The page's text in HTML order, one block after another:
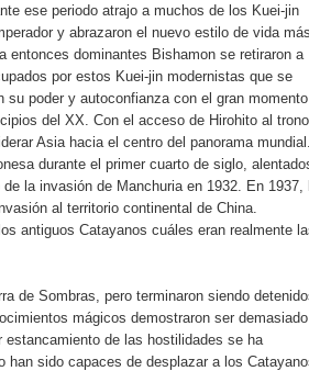
ese periodo atrajo a muchos de los Kuei-jin
y abrazaron el nuevo estilo de vida
entonces dominantes Bishamon se retiraron a
por estos Kuei-jin modernistas que se
poder y autoconfianza con el gran momento
del XX. Con el acceso de Hirohito al trono
Asia hacia el centro del panorama
durante el primer cuarto de siglo,
la invasión de Manchuria en 1932. En 1937,
al territorio continental de China.
antiguos Catayanos cuáles eran realmente
de Sombras, pero terminaron siendo
mágicos demostraron ser demasiado
de las hostilidades se ha
han sido capaces de desplazar a los